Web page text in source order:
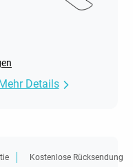
Details
Kostenlose Rücksendung